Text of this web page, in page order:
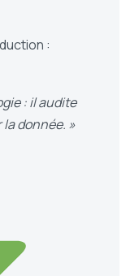
:
: il audite
donnée. »